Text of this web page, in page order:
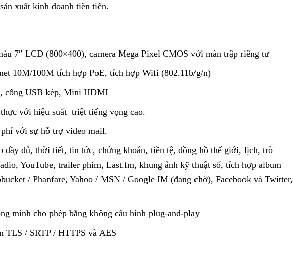
xuất kinh doanh tiên tiến.
7″ LCD (800×400), camera Mega Pixel CMOS với màn trập riêng tư
10M/100M tích hợp PoE, tích hợp Wifi (802.11b/g/n)
cổng USB kép, Mini HDMI
với hiệu suất triệt tiếng vọng cao.
với sự hỗ trợ video mail.
đầy đủ, thời tiết, tin tức, chứng khoán, tiền tệ, đồng hồ thế giới, lịch, trò
YouTube, trailer phim, Last.fm, khung ảnh kỹ thuật số, tích hợp album
/ Phanfare, Yahoo / MSN / Google IM (đang chờ), Facebook và Twitter,
minh cho phép bằng không cấu hình plug-and-play
TLS / SRTP / HTTPS và AES